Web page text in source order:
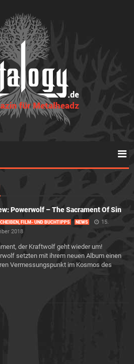
Powerwolf – The Sacrament Of Sin
FILM- UND BUCHTIPPS NEWS
15.
2018
der Kraftwolf geht wieder um!
setzten mit ihrem neuen Album einen
Vermessungspunkt im Kosmos des